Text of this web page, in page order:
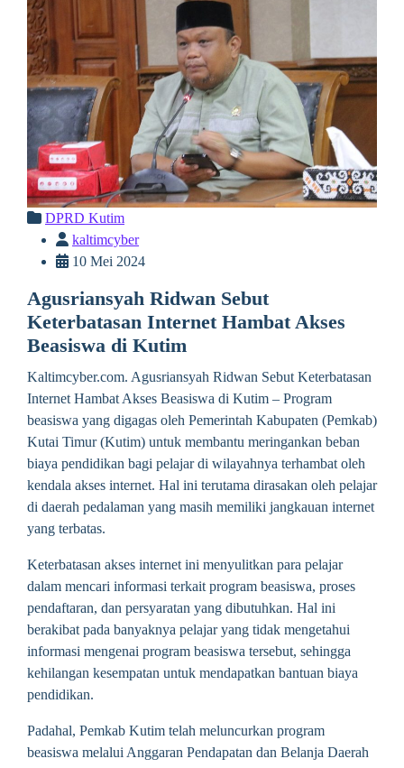
DPRD Kutim
kaltimcyber
10 Mei 2024
Agusriansyah Ridwan Sebut
Keterbatasan Internet Hambat Akses
Beasiswa di Kutim
Kaltimcyber.com. Agusriansyah Ridwan Sebut Keterbatasan
Internet Hambat Akses Beasiswa di Kutim – Program
beasiswa yang digagas oleh Pemerintah Kabupaten (Pemkab)
Kutai Timur (Kutim) untuk membantu meringankan beban
biaya pendidikan bagi pelajar di wilayahnya terhambat oleh
kendala akses internet. Hal ini terutama dirasakan oleh pelajar
di daerah pedalaman yang masih memiliki jangkauan internet
yang terbatas.
Keterbatasan akses internet ini menyulitkan para pelajar
dalam mencari informasi terkait program beasiswa, proses
pendaftaran, dan persyaratan yang dibutuhkan. Hal ini
berakibat pada banyaknya pelajar yang tidak mengetahui
informasi mengenai program beasiswa tersebut, sehingga
kehilangan kesempatan untuk mendapatkan bantuan biaya
pendidikan.
Padahal, Pemkab Kutim telah meluncurkan program
beasiswa melalui Anggaran Pendapatan dan Belanja Daerah